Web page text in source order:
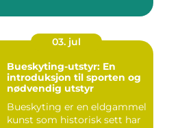
03. jul
Bueskyting-utstyr: En
introduksjon til sporten og
nødvendig utstyr
Bueskyting er en eldgammel
kunst som historisk sett har